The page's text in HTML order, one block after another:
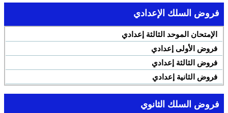
فروض السلك الإعدادي
الإمتحان الموحد الثالثة إعدادي
فروض الأولى إعدادي
فروض الثالثة إعدادي
فروض الثانية إعدادي
فروض السلك الثانوي